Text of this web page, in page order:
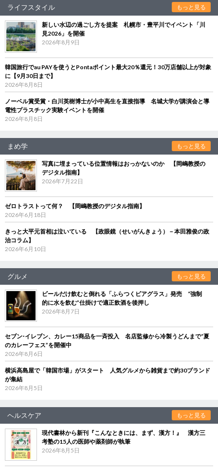
ライフスタイル もっと見る
新しい水辺の過ごし方を提案 札幌市・豊平川でイベント「川
見2026」を開催
2026年8月9日
韓国旅行でau PAYを使うとPontaポイント最大20％還元！30万店舗以上が対象
に【9月30日まで】
2026年8月8日
ノーベル賞受賞・白川英樹博士が小中高生を直接指導 名城大学が講演会と導
電性プラスチック実験イベントを開催
2026年8月8日
まめ学 もっと見る
写真に埋まっている位置情報はおっかないのか 【岡嶋教授の
デジタル指南】
2026年7月22日
ゼロトラストって何？ 【岡嶋教授のデジタル指南】
2026年6月18日
きっと大平元首相は泣いている 【政眼鏡（せいがんきょう）－本田雅俊の政
治コラム】
2026年6月10日
グルメ もっと見る
ビールだけ飲むと倒れる「ふらつくビアグラス」発売 “強制
的に水を飲む”仕掛けで適正飲酒を後押し
2026年8月7日
セブン‐イレブン、カレー15商品を一斉投入 名店監修から冷製うどんまで“夏
のカレーフェス”を開催中
2026年8月6日
横浜高島屋で「韓国市場」がスタート 人気グルメから雑貨まで約30ブランド
が集結
2026年8月5日
ヘルスケア もっと見る
現代書林から新刊『こんなときには、まず、漢方！』 漢方三
考塾の15人の医師や薬剤師が執筆
2026年8月5日